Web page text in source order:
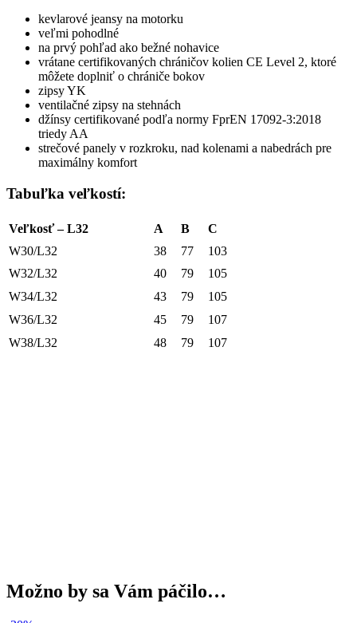
kevlarové jeansy na motorku
veľmi pohodlné
na prvý pohľad ako bežné nohavice
vrátane certifikovaných chráničov kolien CE Level 2, ktoré
môžete doplniť o chrániče bokov
zipsy YK
ventilačné zipsy na stehnách
džínsy certifikované podľa normy FprEN 17092-3:2018
triedy AA
strečové panely v rozkroku, nad kolenami a nabedrách pre
maximálny komfort
Tabuľka veľkostí:
Veľkosť – L32 A B
C
W30/L32
38 77
103
W32/L32
40 79
105
W34/L32
43 79
105
W36/L32
45 79
107
W38/L32
48 79 107
Možno by sa Vám páčilo…